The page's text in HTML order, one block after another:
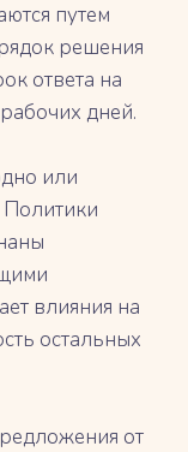
путем
решения
ответа на
дней.
или
влияния на
остальных
от